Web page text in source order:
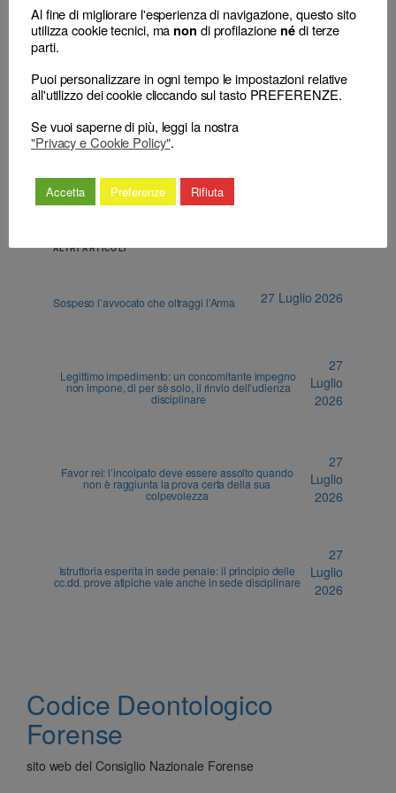
rinuncia al ricorsodebba ritenersi esteso anche all’avvocato
iscritto all’AIRE che, in virtù dell’articolo 7,
mantenuto l’iscrizione nell’albo pur non
possedendo domicilio professionale in Italia.
ALTRI ARTICOLI
Sospeso l’avvocato che oltraggi l’Arma 27 Luglio 2026
Legittimo impedimento: un concomitante impegno
non impone, di per sè solo, il rinvio dell’udienza
disciplinare
27
Luglio
2026
Favor rei: l’incolpato deve essere assolto quando
non è raggiunta la prova certa della sua
colpevolezza
27
Luglio
2026
Istruttoria esperita in sede penale: il principio delle
cc.dd. prove atipiche vale anche in sede disciplinare
27
Luglio
2026
Codice Deontologico
Forense
sito web del Consiglio Nazionale Forense
Al fine di migliorare l'esperienza di navigazione, questo sito
utilizza cookie tecnici, ma non di profilazione nédi terze
parti.
Puoi personalizzare in ogni tempo le impostazioni relative
all'utilizzo dei cookie cliccando sul tasto PREFERENZE.
Se vuoi saperne di più, leggi la nostra
"Privacy e Cookie Policy".
Accetta Preferenze Rifiuta